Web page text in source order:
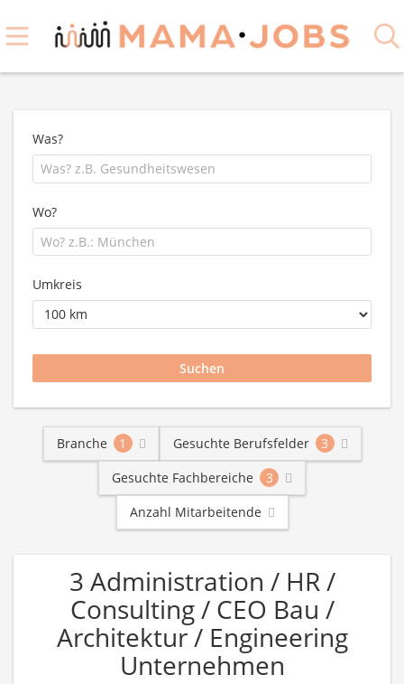
Was?
Wo?
Umkreis
Branche 1 Gesuchte Berufsfelder
3
Gesuchte Fachbereiche
3
Anzahl Mitarbeitende
3 Administration / HR /
Consulting / CEO Bau /
Architektur / Engineering
Unternehmen